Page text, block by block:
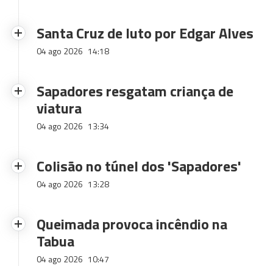
Santa Cruz de luto por Edgar Alves
04 ago 2026 14:18
Sapadores resgatam criança de
viatura
04 ago 2026 13:34
Colisão no túnel dos 'Sapadores'
04 ago 2026 13:28
Queimada provoca incêndio na
Tabua
04 ago 2026 10:47